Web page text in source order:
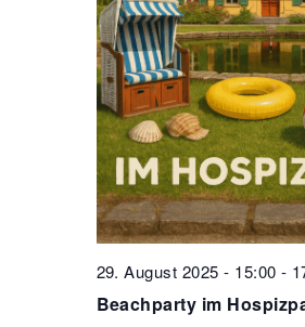
Beachparty im
29. August 2025 - 15:00 -